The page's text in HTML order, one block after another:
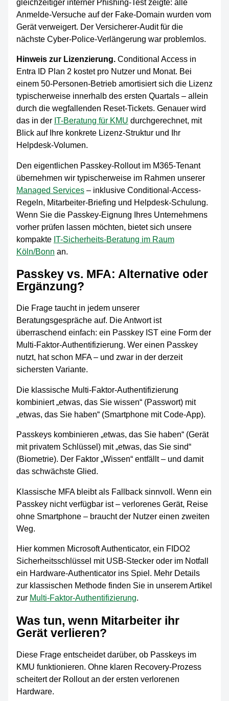
gleichzeitiger interner Phishing-Test zeigte: alle
Anmelde-Versuche auf der Fake-Domain wurden vom
Gerät verweigert. Der Versicherer-Audit für die
nächste Cyber-Police-Verlängerung war problemlos.
Hinweis zur Lizenzierung.Conditional Access in
Entra ID Plan 2 kostet pro Nutzer und Monat. Bei
einem 50-Personen-Betrieb amortisiert sich die Lizenz
typischerweise innerhalb des ersten Quartals – allein
durch die wegfallenden Reset-Tickets. Genauer wird
das in der IT-Beratung für KMU durchgerechnet, mit
Blick auf Ihre konkrete Lizenz-Struktur und Ihr
Helpdesk-Volumen.
Den eigentlichen Passkey-Rollout im M365-Tenant
übernehmen wir typischerweise im Rahmen unserer
Managed Services– inklusive Conditional-Access-
Regeln, Mitarbeiter-Briefing und Helpdesk-Schulung.
Wenn Sie die Passkey-Eignung Ihres Unternehmens
vorher prüfen lassen möchten, bietet sich unsere
kompakte IT-Sicherheits-Beratung im Raum
Köln/Bonn an.
Passkey vs. MFA: Alternative oder
Ergänzung?
Die Frage taucht in jedem unserer
Beratungsgespräche auf. Die Antwort ist
überraschend einfach: ein Passkey IST eine Form der
Multi-Faktor-Authentifizierung. Wer einen Passkey
nutzt, hat schon MFA – und zwar in der derzeit
sichersten Variante.
Die klassische Multi-Faktor-Authentifizierung
kombiniert „etwas, das Sie wissen“ (Passwort) mit
„etwas, das Sie haben“ (Smartphone mit Code-App).
Passkeys kombinieren „etwas, das Sie haben“ (Gerät
mit privatem Schlüssel) mit „etwas, das Sie sind“
(Biometrie). Der Faktor „Wissen“ entfällt – und damit
das schwächste Glied.
Klassische MFA bleibt als Fallback sinnvoll. Wenn ein
Passkey nicht verfügbar ist – verlorenes Gerät, Reise
ohne Smartphone – braucht der Nutzer einen zweiten
Weg.
Hier kommen Microsoft Authenticator, ein FIDO2
Sicherheitsschlüssel mit USB-Stecker oder im Notfall
ein Hardware-Authenticator ins Spiel. Mehr Details
zur klassischen Methode finden Sie in unserem Artikel
zur Multi-Faktor-Authentifizierung.
Was tun, wenn Mitarbeiter ihr
Gerät verlieren?
Diese Frage entscheidet darüber, ob Passkeys im
KMU funktionieren. Ohne klaren Recovery-Prozess
scheitert der Rollout an der ersten verlorenen
Hardware.